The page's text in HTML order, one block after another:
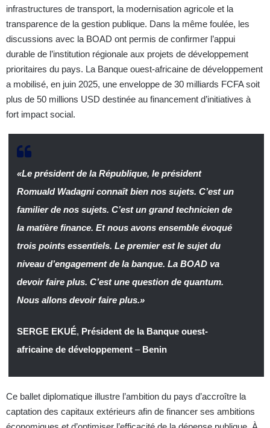
infrastructures de transport, la modernisation agricole et la
transparence de la gestion publique. Dans la même foulée, les
discussions avec la BOAD ont permis de confirmer l’appui
durable de l’institution régionale aux projets de développement
prioritaires du pays. La Banque ouest-africaine de développement
a mobilisé, en juin 2025, une enveloppe de 30 milliards FCFA soit
plus de 50 millions USD destinée au financement d’initiatives à
fort impact social.
«Le président de la République, le président
Romuald Wadagni connaît bien nos sujets. C’est un
familier de nos sujets. C’est un grand technicien de
la matière finance. Et nous avons ensemble évoqué
trois points essentiels. Le premier est le sujet du
niveau d’engagement de la banque. La BOAD va
devoir faire plus. C’est une question de quantum.
Nous allons devoir faire plus.»
SERGE EKUÉ, Président de la Banque ouest-
africaine de développement– Benin
Ce ballet diplomatique illustre l’ambition du pays d’accroître la
captation des capitaux extérieurs afin de financer ses ambitions